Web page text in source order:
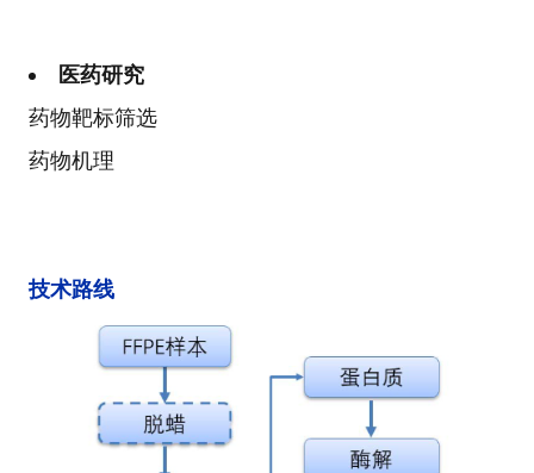
医药研究
药物靶标筛选
药物机理
技术路线